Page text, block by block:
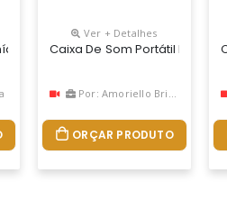
Com Acabamento Em
À Prova Dágua E Ventosa
Com Luzes, Suporte Para
Ver + Detalhes
Caixa De Som Portátil Em
Por: Amoriello Brindes
ORÇAR PRODUTO